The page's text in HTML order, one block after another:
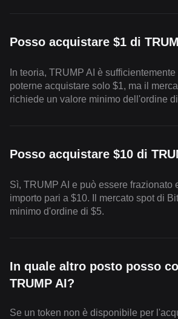
Posso acquistare $1 di
In teoria, TRUMP AI è
poterne acquistare solo $1, ma il
richiede un valore minimo dell'ordine
Posso acquistare $10 di
Sì, TRUMP AI e può essere frazionato
importo pari a $10. Il mercato spot di
minimo d'ordine di $5.
In quale altro posto posso
TRUMP AI?
Se un token non è disponibile per